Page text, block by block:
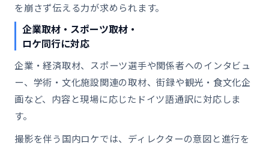
を崩さず伝える力が求められます。
企業取材・スポーツ取材・
ロケ同行に対応
企業・経済取材、スポーツ選手や関係者へのインタビュ
ー、学術・文化施設関連の取材、街録や観光・食文化企
画など、内容と現場に応じたドイツ語通訳に対応しま
す。
撮影を伴う国内ロケでは、ディレクターの意図と進行を